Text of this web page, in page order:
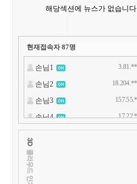
해당섹션에 뉴스가 없습니다
현재접속자 87명